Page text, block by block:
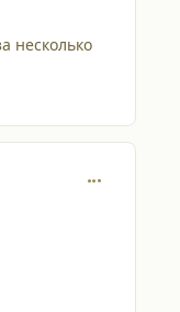
несколько